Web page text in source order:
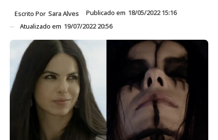
Escrito Por Sara Alves Publicado em 18/05/2022 15:16
Atualizado em 19/07/2022 20:56